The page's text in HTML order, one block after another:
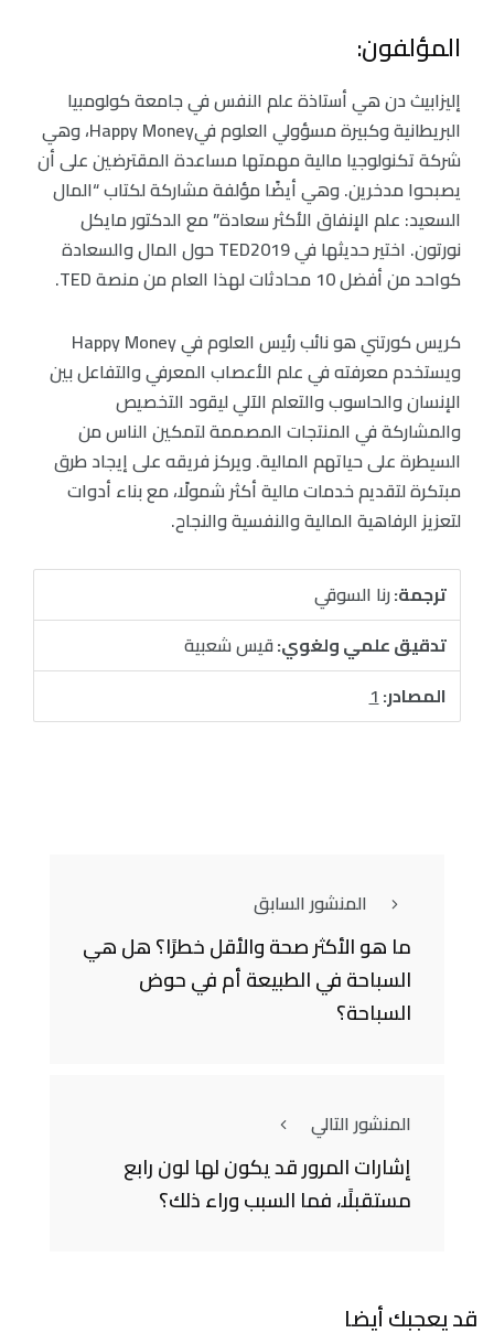
المؤلفون:
إليزابيث دن هي أستاذة علم النفس في جامعة كولومبيا
البريطانية وكبيرة مسؤولي العلوم فيHappy Money، وهي
شركة تكنولوجيا مالية مهمتها مساعدة المقترضين على أن
يصبحوا مدخرين. وهي أيضًا مؤلفة مشاركة لكتاب “المال
السعيد: علم الإنفاق الأكثر سعادة” مع الدكتور مايكل
نورتون. اختير حديثها في TED2019 حول المال والسعادة
كواحد من أفضل 10 محادثات لهذا العام من منصة TED.
كريس كورتني هو نائب رئيس العلوم في Happy Money
ويستخدم معرفته في علم الأعصاب المعرفي والتفاعل بين
الإنسان والحاسوب والتعلم الآلي ليقود التخصيص
والمشاركة في المنتجات المصممة لتمكين الناس من
السيطرة على حياتهم المالية. ويركز فريقه على إيجاد طرق
مبتكرة لتقديم خدمات مالية أكثر شمولًا، مع بناء أدوات
لتعزيز الرفاهية المالية والنفسية والنجاح.
ترجمة:رنا السوقي
تدقيق علمي ولغوي:قيس شعبية
المصادر:1
المنشور السابق
ما هو الأكثر صحة والأقل خطرًا؟ هل هي
السباحة في الطبيعة أم في حوض
السباحة؟
المنشور التالي
إشارات المرور قد يكون لها لون رابع
مستقبلًا، فما السبب وراء ذلك؟
قد يعجبك أيضا